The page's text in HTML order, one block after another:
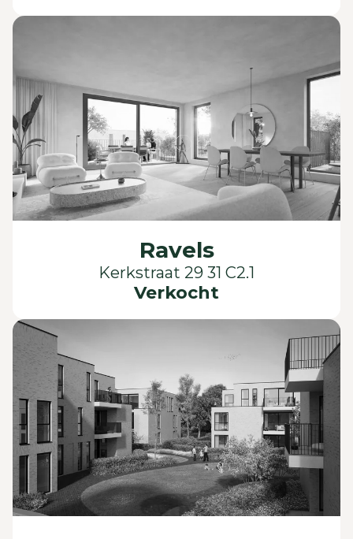
Verkocht
Ravels
Kerkstraat 29 31 C2.1